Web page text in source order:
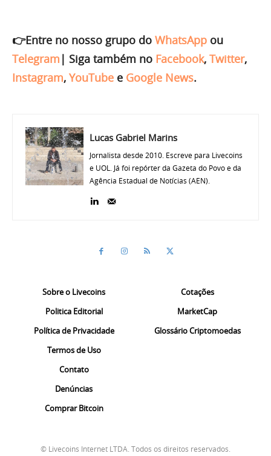
👉Entre no nosso grupo do WhatsApp ou
Telegram | Siga também no Facebook, Twitter,
Instagram, YouTube e Google News.
Lucas Gabriel Marins
Jornalista desde 2010. Escreve para Livecoins
e UOL. Já foi repórter da Gazeta do Povo e da
Agência Estadual de Notícias (AEN).
Sobre o Livecoins
Politica Editorial
Política de Privacidade
Termos de Uso
Contato
Denúncias
Comprar Bitcoin
Cotações
MarketCap
Glossário Criptomoedas
© Livecoins Internet LTDA. Todos os direitos reservados.